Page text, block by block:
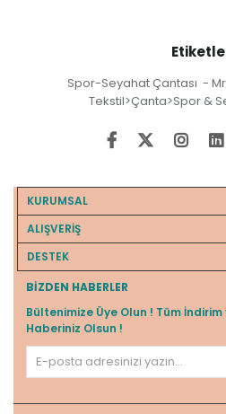
Spor-Seyahat Çantası -
Tekstil>Çanta>Spor &
KURUMSAL
ALIŞVERİŞ
DESTEK
BIZDEN HABERLER
Bültenimize Üye Olun ! Tüm
Haberiniz Olsun !